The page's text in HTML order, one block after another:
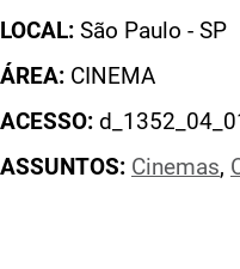
LOCAL: São Paulo - SP
ÁREA: CINEMA
ACESSO:
ASSUNTOS: Cinemas,